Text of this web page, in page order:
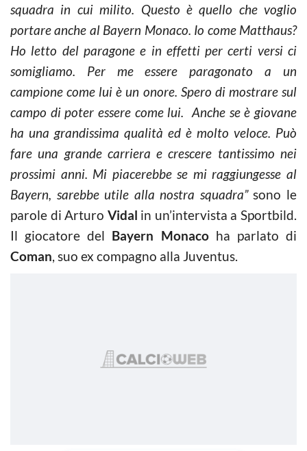
squadra in cui milito. Questo è quello che voglio
portare anche al Bayern Monaco. Io come Matthaus?
Ho letto del paragone e in effetti per certi versi ci
somigliamo. Per me essere paragonato a un
campione come lui è un onore. Spero di mostrare sul
campo di poter essere come lui. Anche se è giovane
ha una grandissima qualità ed è molto veloce. Può
fare una grande carriera e crescere tantissimo nei
prossimi anni. Mi piacerebbe se mi raggiungesse al
Bayern, sarebbe utile alla nostra squadra”sono le
parole di Arturo Vidal in un’intervista a Sportbild.
Il giocatore del Bayern Monacoha parlato di
Coman, suo ex compagno alla Juventus.